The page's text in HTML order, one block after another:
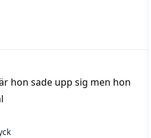
hon sade upp sig men hon